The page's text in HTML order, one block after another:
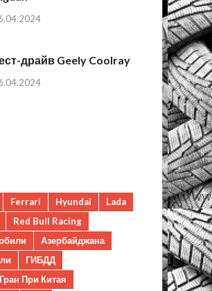
драйв Geely Coolray
Ferrari Hyundai
Lada
Red Bull Racing
Азербайджана
ГИБДД
Гран При Китая